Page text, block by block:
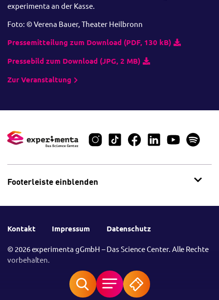
experimenta an der Kasse.
Foto: © Verena Bauer, Theater Heilbronn
Pressemitteilung zum Download (PDF, 130 kB)
Pressebild zum Download (JPG, 2 MB)
Zur Veranstaltung
Footerleiste einblenden
Kontakt Impressum Datenschutz
© 2026 experimenta gGmbH – Das Science Center. Alle Rechte
vorbehalten.